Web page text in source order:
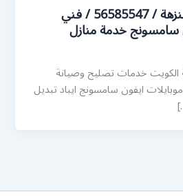
رقم محل تلفونات النزهة / 56585547 / فني
سامسونج خدمة منازل
الكويت خدمات تصليح وصيانة
ايفون سامسونج ايباد تبديل